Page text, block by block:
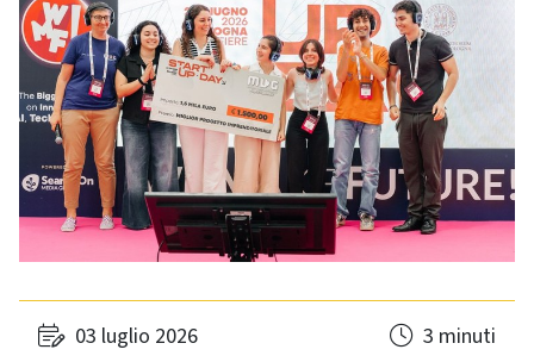
03 luglio 2026 3 minuti